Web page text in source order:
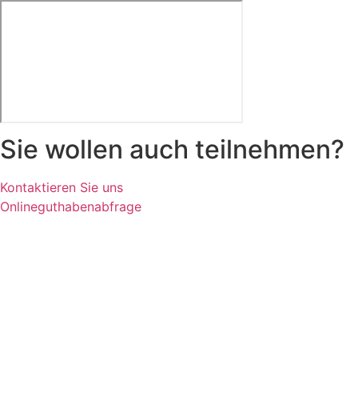
Sie wollen auch teilnehmen?
Kontaktieren Sie uns
Onlineguthabenabfrage